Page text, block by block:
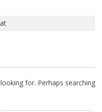
for. Perhaps searching